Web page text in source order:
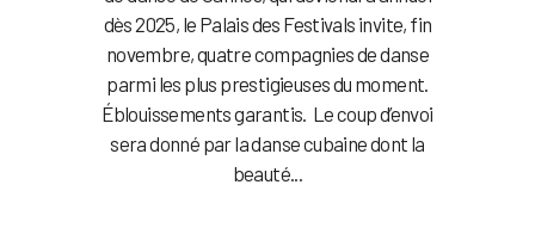
dès 2025, le Palais des Festivals invite, fin
novembre, quatre compagnies de danse
parmi les plus prestigieuses du moment.
Éblouissements garantis. Le coup d’envoi
sera donné par la danse cubaine dont la
beauté...